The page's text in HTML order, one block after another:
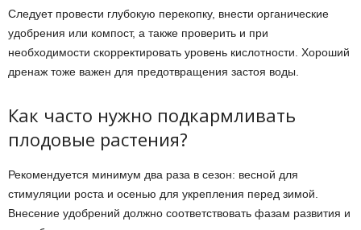
Следует провести глубокую перекопку, внести органические
удобрения или компост, а также проверить и при
необходимости скорректировать уровень кислотности. Хороший
дренаж тоже важен для предотвращения застоя воды.
Как часто нужно подкармливать
плодовые растения?
Рекомендуется минимум два раза в сезон: весной для
стимуляции роста и осенью для укрепления перед зимой.
Внесение удобрений должно соответствовать фазам развития и